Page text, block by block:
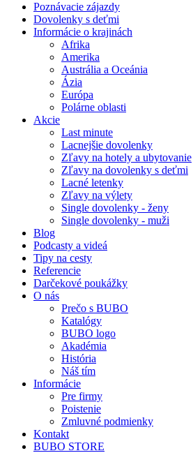
Poznávacie zájazdy
Dovolenky s deťmi
Informácie o krajinách
Afrika
Amerika
Austrália a Oceánia
Ázia
Európa
Polárne oblasti
Akcie
Last minute
Lacnejšie dovolenky
Zľavy na hotely a ubytovanie
Zľavy na dovolenky s deťmi
Lacné letenky
Zľavy na výlety
Single dovolenky - ženy
Single dovolenky - muži
Blog
Podcasty a videá
Tipy na cesty
Referencie
Darčekové poukážky
O nás
Prečo s BUBO
Katalógy
BUBO logo
Akadémia
História
Náš tím
Informácie
Pre firmy
Poistenie
Zmluvné podmienky
Kontakt
BUBO STORE